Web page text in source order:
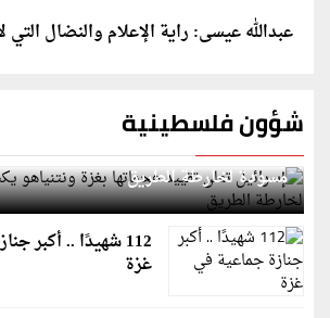
عبدالله عيسى: راية الإعلام والنضال التي
شؤون فلسطينية
إسرائيل تعلن تقييد هجماتها بغزة
مسودة لخارطة الطريق
112 شهيدًا .. أكبر
غزة